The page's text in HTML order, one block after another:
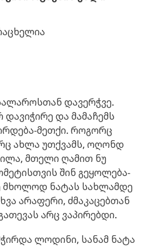
დავერჭვე.
და მამაჩემს
მეთქი. როგორც
ახლა უთქვამს, ოღონდ
მთელი ღამით ნუ
შინ გეყოლება-
მხოლოდ ნატას სახლამდე
არაფერი, ძმაკაცებთან
არც ვაპირებდი.
ლოდინი, სანამ ნატა